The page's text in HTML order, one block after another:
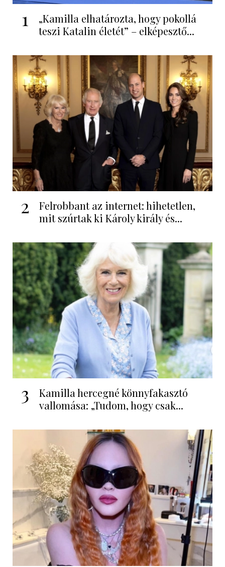
1
„Kamilla elhatározta, hogy pokollá
teszi Katalin életét” – elképesztő...
2
Felrobbant az internet: hihetetlen,
mit szúrtak ki Károly király és...
3
Kamilla hercegné könnyfakasztó
vallomása: „Tudom, hogy csak...